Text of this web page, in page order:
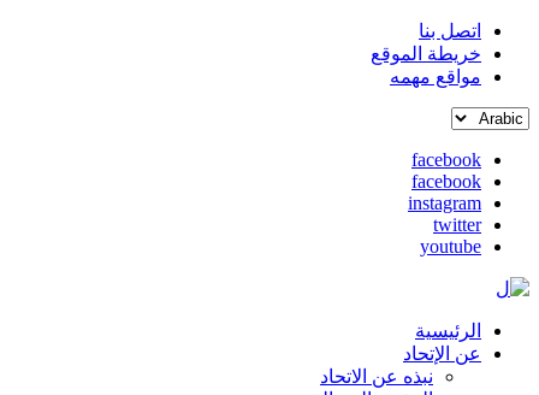
القائمة
العلوية
(header
top)
اتصل بنا
خريطة الموقع
مواقع مهمه
Select
language
social
media
facebook
facebook
instagram
twitter
youtube
Main
الرئيسية
عن الإتحاد
نبذه عن الاتحاد